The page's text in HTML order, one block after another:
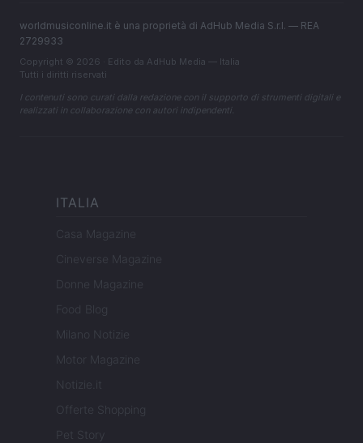
worldmusiconline.it è una proprietà di AdHub Media S.r.l. — REA
2729933
Copyright © 2026 · Edito da AdHub Media — Italia
Tutti i diritti riservati
I contenuti sono curati dalla redazione con il supporto di strumenti digitali e
realizzati in collaborazione con autori indipendenti.
ITALIA
Casa Magazine
Cineverse Magazine
Donne Magazine
Food Blog
Milano Notizie
Motor Magazine
Notizie.it
Offerte Shopping
Pet Story